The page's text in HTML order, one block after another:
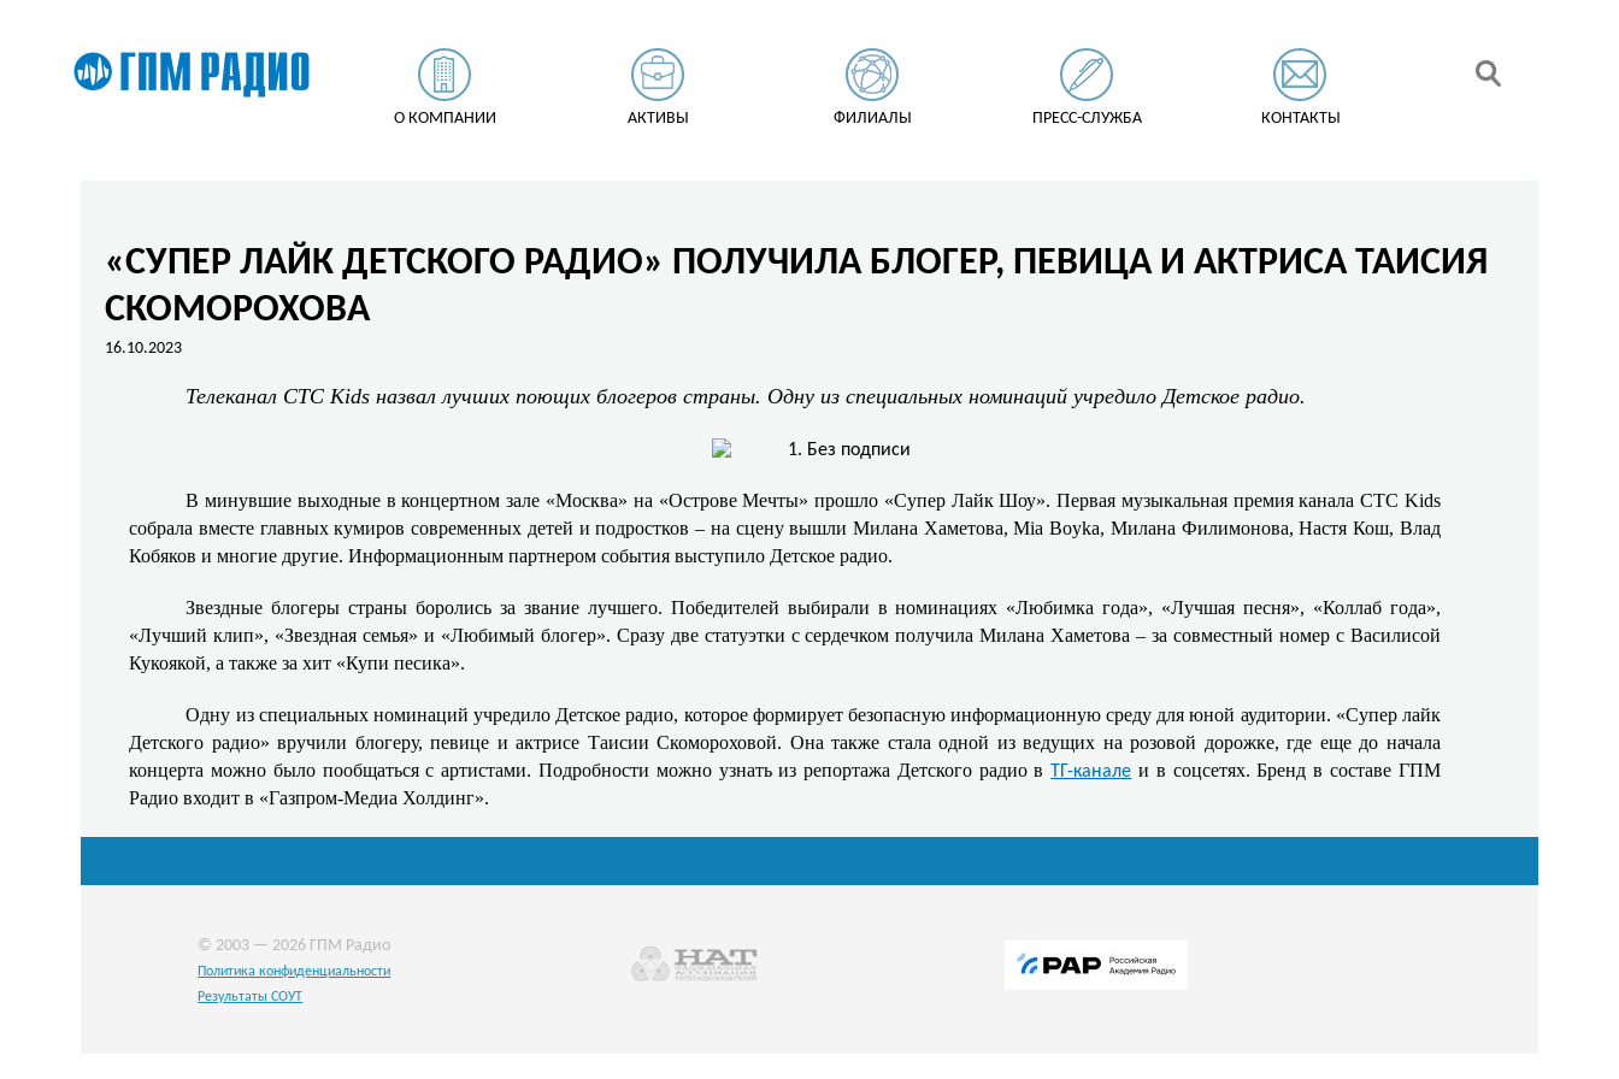
О КОМПАНИИ АКТИВЫ ФИЛИАЛЫ ПРЕСС-СЛУЖБА КОНТАКТЫ
«СУПЕР ЛАЙК ДЕТСКОГО РАДИО» ПОЛУЧИЛА БЛОГЕР, ПЕВИЦА И АКТРИСА ТАИСИЯ
СКОМОРОХОВА
16.10.2023
Телеканал СТС Kids назвал лучших поющих блогеров страны. Одну из специальных номинаций учредило Детское радио.
В минувшие выходные в концертном зале «Москва» на «Острове Мечты» прошло «Супер Лайк Шоу». Первая музыкальная премия канала СТС Kids
собрала вместе главных кумиров современных детей и подростков – на сцену вышли Милана Хаметова, Mia Boyka, Милана Филимонова, Настя Кош, Влад
Кобяков и многие другие. Информационным партнером события выступило Детское радио.
Звездные блогеры страны боролись за звание лучшего. Победителей выбирали в номинациях «Любимка года», «Лучшая песня», «Коллаб года»,
«Лучший клип», «Звездная семья» и «Любимый блогер». Сразу две статуэтки с сердечком получила Милана Хаметова – за совместный номер с Василисой
Кукоякой, а также за хит «Купи песика».
Одну из специальных номинаций учредило Детское радио, которое формирует безопасную информационную среду для юной аудитории. «Супер лайк
Детского радио» вручили блогеру, певице и актрисе Таисии Скомороховой. Она также стала одной из ведущих на розовой дорожке, где еще до начала
концерта можно было пообщаться с артистами. Подробности можно узнать из репортажа Детского радио вТГ-канале и в соцсетях. Бренд в составе ГПМ
Радио входит в «Газпром-Медиа Холдинг».
© 2003 — 2026 ГПМ Радио
Политика конфиденциальности
Результаты СОУТ